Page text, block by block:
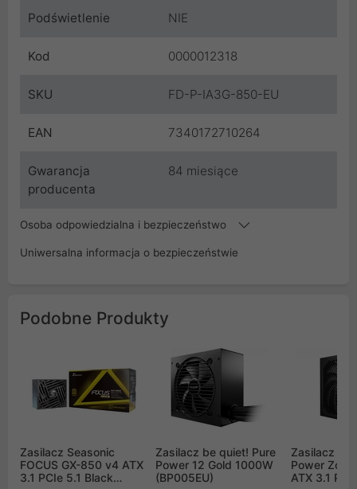
Podświetlenie NIE
Kod 0000012318
SKU FD-P-IA3G-850-EU
EAN 7340172710264
Gwarancja
producenta
84 miesiące
Osoba odpowiedzialna i bezpieczeństwo
Uniwersalna informacja o bezpieczeństwie
Podobne Produkty
Zasilacz Seasonic
FOCUS GX-850 v4 ATX
3.1 PCIe 5.1 Black
Zasilacz be quiet! Pure
Power 12 Gold 1000W
(BP005EU)
Zasilacz be
Power
ATX 3.1